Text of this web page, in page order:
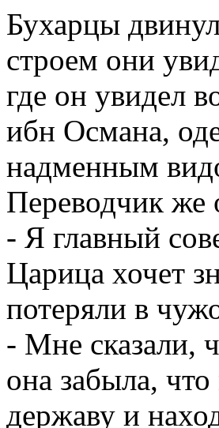
Бухарцы
строем они
где он увидел
ибн Османа,
надменным
Переводчик же
- Я главный
Царица хочет
потеряли в
- Мне сказали,
она забыла,
державу и